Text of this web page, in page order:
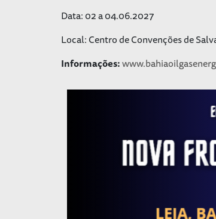
Data: 02 a 04.06.2027
Local: Centro de Convenções de
Informações: